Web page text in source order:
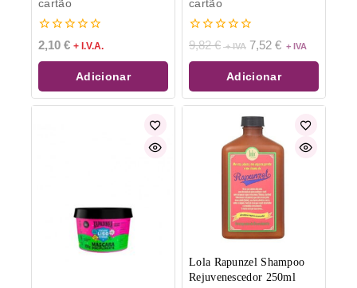
cartão
0
de
5
2,10 € + I.V.A.
Adicionar
cartão
0
de
5
9,82€ 7,52 €
Adicionar
Lola Rapunzel Shampoo
Rejuvenescedor 250ml